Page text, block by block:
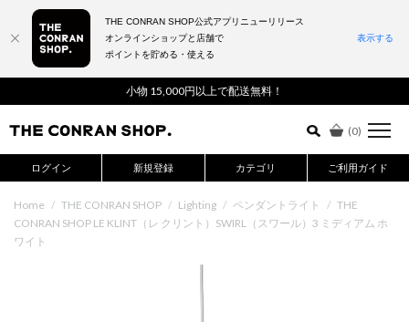
小物 15,000円以上で配送無料！
(0)
ログイン 新規登録 カテゴリ ご利用ガイド
詳細検索はこちら
Home / THE CONRAN SHOP / Lighting / ペンダントライト / THE
CONRAN SHOP LE KLINT（レ クリント）SWIRL（スワール）3 ミディアム ホ
ワイト
THE CONRAN SHOP公式アプリニューリリース
オンラインショップと店舗で
ポイントを貯める・使える
表示する